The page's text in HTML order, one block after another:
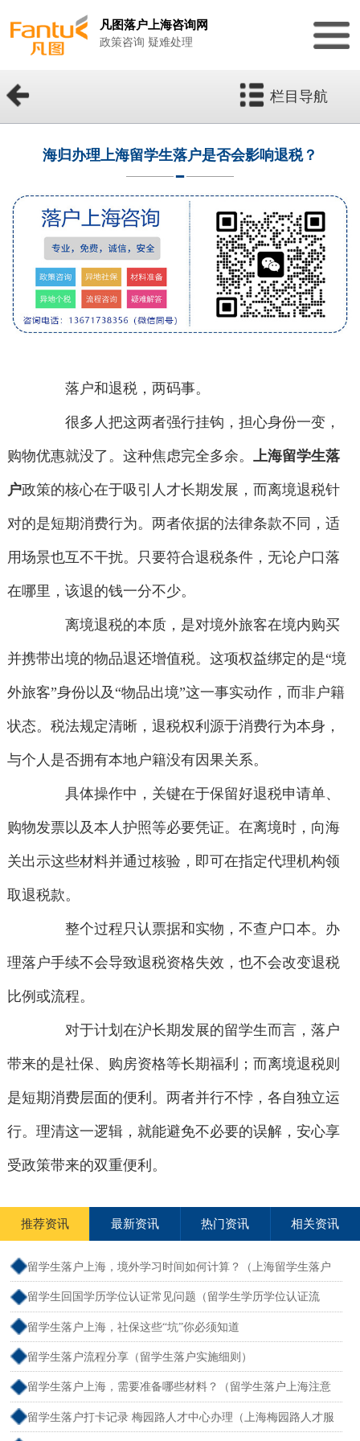
凡图落户上海咨询网
政策咨询 疑难处理
栏目导航
海归办理上海留学生落户是否会影响退税？
落户和退税，两码事。
很多人把这两者强行挂钩，担心身份一变，
购物优惠就没了。这种焦虑完全多余。 上海留学生落
户政策的核心在于吸引人才长期发展，而离境退税针
对的是短期消费行为。两者依据的法律条款不同，适
用场景也互不干扰。只要符合退税条件，无论户口落
在哪里，该退的钱一分不少。
离境退税的本质，是对境外旅客在境内购买
并携带出境的物品退还增值税。这项权益绑定的是“境
外旅客”身份以及“物品出境”这一事实动作，而非户籍
状态。税法规定清晰，退税权利源于消费行为本身，
与个人是否拥有本地户籍没有因果关系。
具体操作中，关键在于保留好退税申请单、
购物发票以及本人护照等必要凭证。在离境时，向海
关出示这些材料并通过核验，即可在指定代理机构领
取退税款。
整个过程只认票据和实物，不查户口本。办
理落户手续不会导致退税资格失效，也不会改变退税
比例或流程。
对于计划在沪长期发展的留学生而言，落户
带来的是社保、购房资格等长期福利；而离境退税则
是短期消费层面的便利。两者并行不悖，各自独立运
行。理清这一逻辑，就能避免不必要的误解，安心享
受政策带来的双重便利。
推荐资讯 最新资讯 热门资讯 相关资讯
留学生落户上海，境外学习时间如何计算？（上海留学生落户
境外留学满一年）
留学生回国学历学位认证常见问题（留学生学历学位认证流
程）
留学生落户上海，社保这些“坑”你必须知道
留学生落户流程分享（留学生落户实施细则）
留学生落户上海，需要准备哪些材料？（留学生落户上海注意
事项）
留学生落户打卡记录 梅园路人才中心办理（上海梅园路人才服